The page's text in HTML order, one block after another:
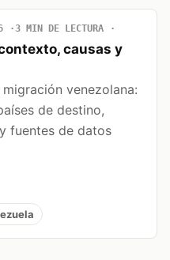
3 MIN DE LECTURA
causas y
venezolana:
de destino,
fuentes de datos